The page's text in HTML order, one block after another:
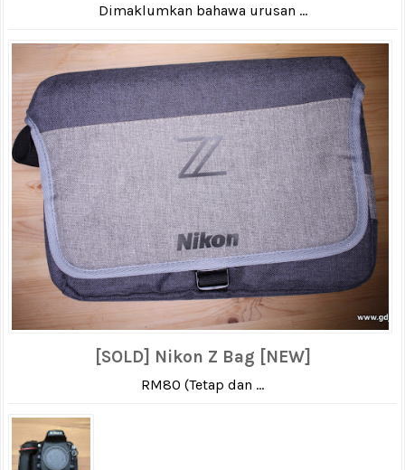
Dimaklumkan bahawa urusan ...
[SOLD] Nikon Z Bag [NEW]
RM80 (Tetap dan ...